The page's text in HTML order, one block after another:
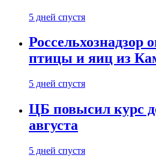
5 дней спустя
Россельхознадзор
птицы и яиц из
5 дней спустя
ЦБ повысил курс
августа
5 дней спустя